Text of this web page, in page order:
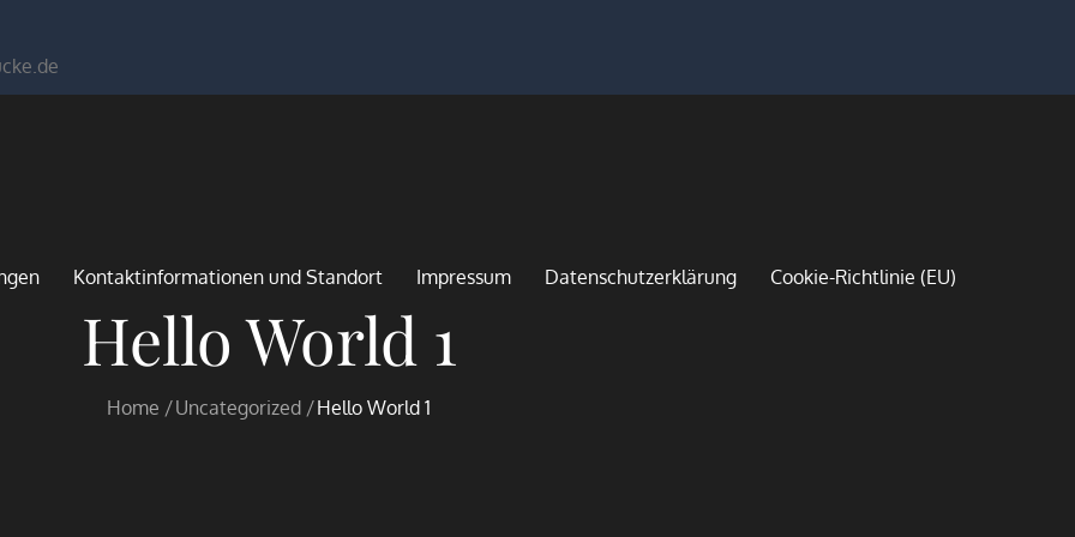
Kontaktinformationen und Standort Impressum Datenschutzerklärung Cookie-Richtlinie (EU)
Hello World 1
Home Uncategorized Hello World 1